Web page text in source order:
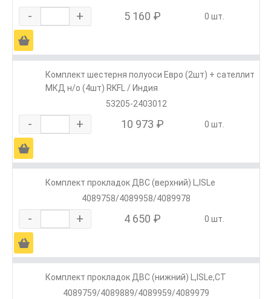
- + 5 160 ₽ 0 шт.
Ä
Комплект шестерня полуоси Евро (2шт) + сателлит
МКД н/о (4шт) RKFL / Индия
53205-2403012
- + 10 973 ₽ 0 шт.
Ä
Комплект прокладок ДВС (верхний) L,ISLe
4089758/4089958/4089978
- + 4 650 ₽ 0 шт.
Ä
Комплект прокладок ДВС (нижний) L,ISLe,CT
4089759/4089889/4089959/4089979